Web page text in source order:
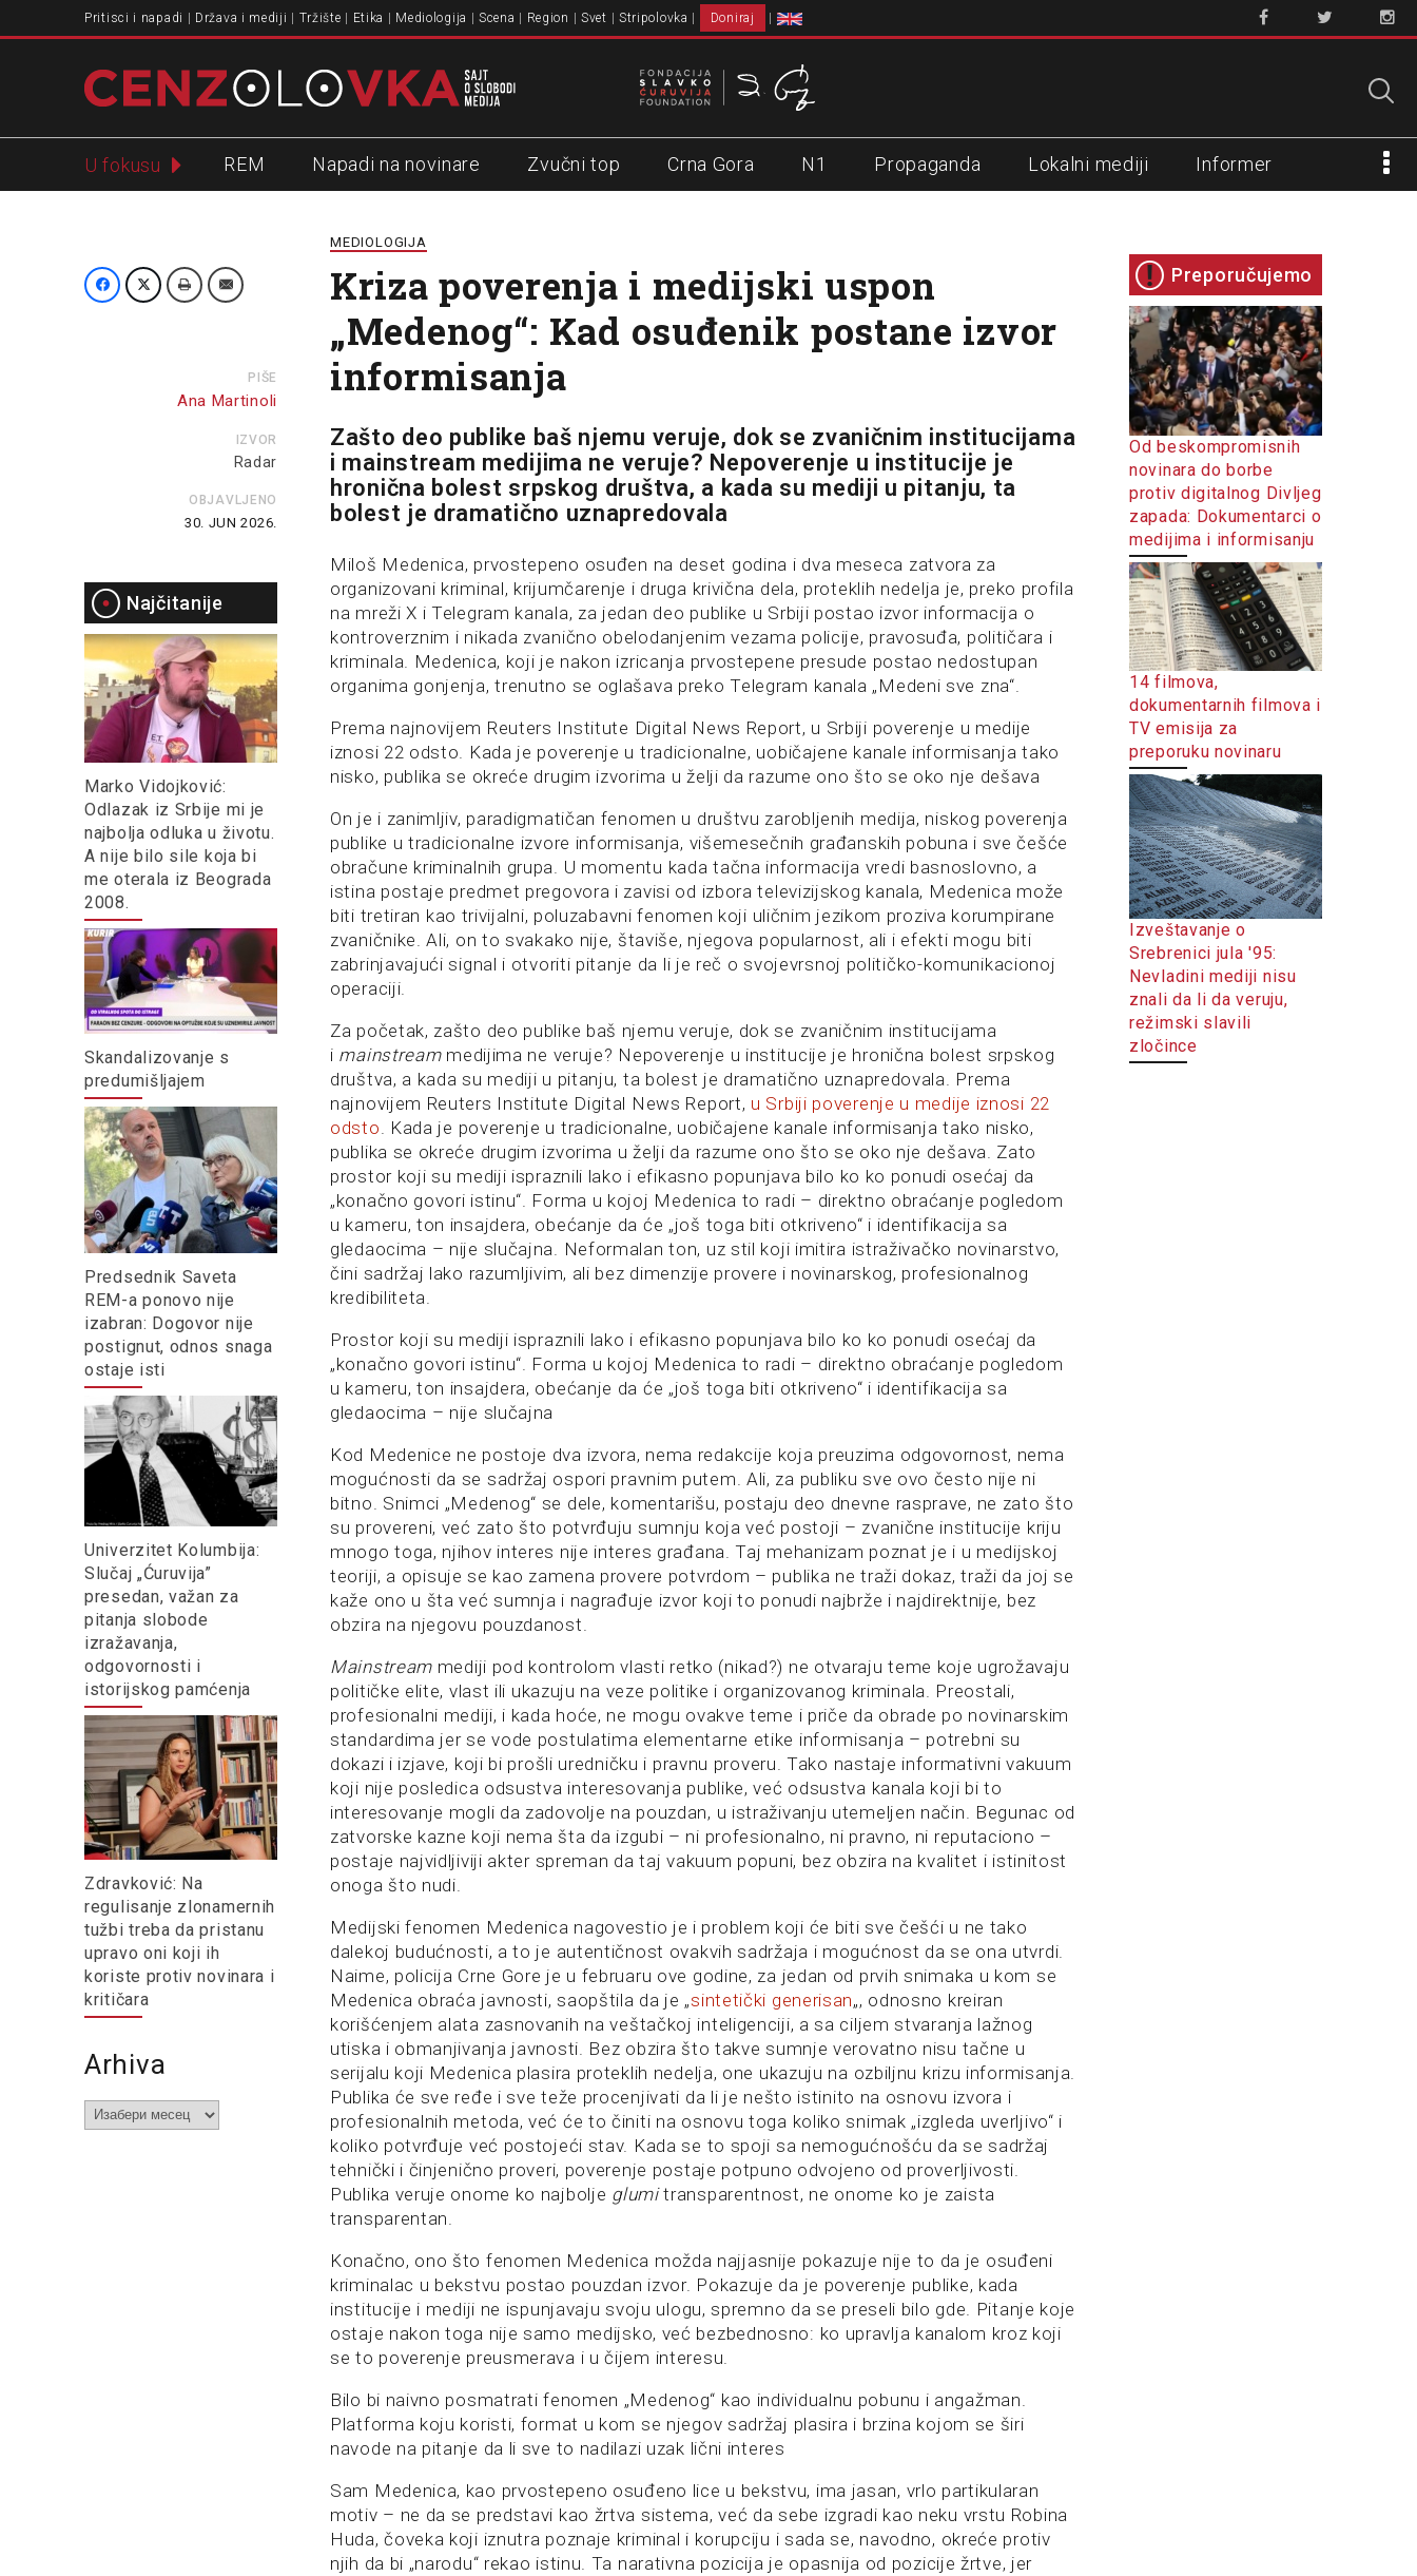
Pritisci i napadi Država i mediji Tržište Etika Mediologija Scena Region Svet Stripolovka Doniraj
U fokusu REM Napadi na novinare Zvučni top Crna Gora N1 Propaganda Lokalni mediji Informer
PIŠE
Ana Martinoli
IZVOR
Radar
OBJAVLJENO
30. JUN 2026.
Najčitanije
Marko Vidojković:
Odlazak iz Srbije mi je
najbolja odluka u životu.
A nije bilo sile koja bi
me oterala iz Beograda
2008.
Skandalizovanje s
predumišljajem
Predsednik Saveta
REM-a ponovo nije
izabran: Dogovor nije
postignut, odnos snaga
ostaje isti
Univerzitet Kolumbija:
Slučaj „Ćuruvija”
presedan, važan za
pitanja slobode
izražavanja,
odgovornosti i
istorijskog pamćenja
Zdravković: Na
regulisanje zlonamernih
tužbi treba da pristanu
upravo oni koji ih
koriste protiv novinara i
kritičara
Arhiva
Arhiva
MEDIOLOGIJA
Kriza poverenja i medijski uspon
„Medenog“: Kad osuđenik postane izvor
informisanja
Zašto deo publike baš njemu veruje, dok se zvaničnim institucijama
i mainstream medijima ne veruje? Nepoverenje u institucije je
hronična bolest srpskog društva, a kada su mediji u pitanju, ta
bolest je dramatično uznapredovala
Miloš Medenica, prvostepeno osuđen na deset godina i dva meseca zatvora za
organizovani kriminal, krijumčarenje i druga krivična dela, proteklih nedelja je, preko profila
na mreži X i Telegram kanala, za jedan deo publike u Srbiji postao izvor informacija o
kontroverznim i nikada zvanično obelodanjenim vezama policije, pravosuđa, političara i
kriminala. Medenica, koji je nakon izricanja prvostepene presude postao nedostupan
organima gonjenja, trenutno se oglašava preko Telegram kanala „Medeni sve zna“.
Prema najnovijem Reuters Institute Digital News Report, u Srbiji poverenje u medije
iznosi 22 odsto. Kada je poverenje u tradicionalne, uobičajene kanale informisanja tako
nisko, publika se okreće drugim izvorima u želji da razume ono što se oko nje dešava
On je i zanimljiv, paradigmatičan fenomen u društvu zarobljenih medija, niskog poverenja
publike u tradicionalne izvore informisanja, višemesečnih građanskih pobuna i sve češće
obračune kriminalnih grupa. U momentu kada tačna informacija vredi basnoslovno, a
istina postaje predmet pregovora i zavisi od izbora televizijskog kanala, Medenica može
biti tretiran kao trivijalni, poluzabavni fenomen koji uličnim jezikom proziva korumpirane
zvaničnike. Ali, on to svakako nije, štaviše, njegova popularnost, ali i efekti mogu biti
zabrinjavajući signal i otvoriti pitanje da li je reč o svojevrsnoj političko-komunikacionoj
operaciji.
Za početak, zašto deo publike baš njemu veruje, dok se zvaničnim institucijama
i mainstreammedijima ne veruje? Nepoverenje u institucije je hronična bolest srpskog
društva, a kada su mediji u pitanju, ta bolest je dramatično uznapredovala. Prema
najnovijem Reuters Institute Digital News Report, u Srbiji poverenje u medije iznosi 22
odsto. Kada je poverenje u tradicionalne, uobičajene kanale informisanja tako nisko,
publika se okreće drugim izvorima u želji da razume ono što se oko nje dešava. Zato
prostor koji su mediji ispraznili lako i efikasno popunjava bilo ko ko ponudi osećaj da
„konačno govori istinu“. Forma u kojoj Medenica to radi – direktno obraćanje pogledom
u kameru, ton insajdera, obećanje da će „još toga biti otkriveno“ i identifikacija sa
gledaocima – nije slučajna. Neformalan ton, uz stil koji imitira istraživačko novinarstvo,
čini sadržaj lako razumljivim, ali bez dimenzije provere i novinarskog, profesionalnog
kredibiliteta.
Prostor koji su mediji ispraznili lako i efikasno popunjava bilo ko ko ponudi osećaj da
„konačno govori istinu“. Forma u kojoj Medenica to radi – direktno obraćanje pogledom
u kameru, ton insajdera, obećanje da će „još toga biti otkriveno“ i identifikacija sa
gledaocima – nije slučajna
Kod Medenice ne postoje dva izvora, nema redakcije koja preuzima odgovornost, nema
mogućnosti da se sadržaj ospori pravnim putem. Ali, za publiku sve ovo često nije ni
bitno. Snimci „Medenog“ se dele, komentarišu, postaju deo dnevne rasprave, ne zato što
su provereni, već zato što potvrđuju sumnju koja već postoji – zvanične institucije kriju
mnogo toga, njihov interes nije interes građana. Taj mehanizam poznat je i u medijskoj
teoriji, a opisuje se kao zamena provere potvrdom – publika ne traži dokaz, traži da joj se
kaže ono u šta već sumnja i nagrađuje izvor koji to ponudi najbrže i najdirektnije, bez
obzira na njegovu pouzdanost.
Mainstream mediji pod kontrolom vlasti retko (nikad?) ne otvaraju teme koje ugrožavaju
političke elite, vlast ili ukazuju na veze politike i organizovanog kriminala. Preostali,
profesionalni mediji, i kada hoće, ne mogu ovakve teme i priče da obrade po novinarskim
standardima jer se vode postulatima elementarne etike informisanja – potrebni su
dokazi i izjave, koji bi prošli uredničku i pravnu proveru. Tako nastaje informativni vakuum
koji nije posledica odsustva interesovanja publike, već odsustva kanala koji bi to
interesovanje mogli da zadovolje na pouzdan, u istraživanju utemeljen način. Begunac od
zatvorske kazne koji nema šta da izgubi – ni profesionalno, ni pravno, ni reputaciono –
postaje najvidljiviji akter spreman da taj vakuum popuni, bez obzira na kvalitet i istinitost
onoga što nudi.
Medijski fenomen Medenica nagovestio je i problem koji će biti sve češći u ne tako
dalekoj budućnosti, a to je autentičnost ovakvih sadržaja i mogućnost da se ona utvrdi.
Naime, policija Crne Gore je u februaru ove godine, za jedan od prvih snimaka u kom se
Medenica obraća javnosti, saopštila da je „sintetički generisan„, odnosno kreiran
korišćenjem alata zasnovanih na veštačkoj inteligenciji, a sa ciljem stvaranja lažnog
utiska i obmanjivanja javnosti. Bez obzira što takve sumnje verovatno nisu tačne u
serijalu koji Medenica plasira proteklih nedelja, one ukazuju na ozbiljnu krizu informisanja.
Publika će sve ređe i sve teže procenjivati da li je nešto istinito na osnovu izvora i
profesionalnih metoda, već će to činiti na osnovu toga koliko snimak „izgleda uverljivo“ i
koliko potvrđuje već postojeći stav. Kada se to spoji sa nemogućnošću da se sadržaj
tehnički i činjenično proveri, poverenje postaje potpuno odvojeno od proverljivosti.
Publika veruje onome ko najbolje glumitransparentnost, ne onome ko je zaista
transparentan.
Konačno, ono što fenomen Medenica možda najjasnije pokazuje nije to da je osuđeni
kriminalac u bekstvu postao pouzdan izvor. Pokazuje da je poverenje publike, kada
institucije i mediji ne ispunjavaju svoju ulogu, spremno da se preseli bilo gde. Pitanje koje
ostaje nakon toga nije samo medijsko, već bezbednosno: ko upravlja kanalom kroz koji
se to poverenje preusmerava i u čijem interesu.
Bilo bi naivno posmatrati fenomen „Medenog“ kao individualnu pobunu i angažman.
Platforma koju koristi, format u kom se njegov sadržaj plasira i brzina kojom se širi
navode na pitanje da li sve to nadilazi uzak lični interes
Sam Medenica, kao prvostepeno osuđeno lice u bekstvu, ima jasan, vrlo partikularan
motiv – ne da se predstavi kao žrtva sistema, već da sebe izgradi kao neku vrstu Robina
Huda, čoveka koji iznutra poznaje kriminal i korupciju i sada se, navodno, okreće protiv
njih da bi „narodu“ rekao istinu. Ta narativna pozicija je opasnija od pozicije žrtve, jer
Preporučujemo
Od beskompromisnih
novinara do borbe
protiv digitalnog Divljeg
zapada: Dokumentarci o
medijima i informisanju
14 filmova,
dokumentarnih filmova i
TV emisija za
preporuku novinaru
Izveštavanje o
Srebrenici jula '95:
Nevladini mediji nisu
znali da li da veruju,
režimski slavili
zločince